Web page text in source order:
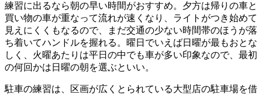
練習に出るなら朝の早い時間がおすすめ。夕方は帰りの車と
買い物の車が重なって流れが速くなり、ライトがつき始めて
見えにくくもなるので、まだ交通の少ない時間帯のほうが落
ち着いてハンドルを握れる。曜日でいえば日曜が最もおとな
しく、火曜あたりは平日の中でも車が多い印象なので、最初
の何回かは日曜の朝を選ぶといい。
駐車の練習は、区画が広くとられている大型店の駐車場を借